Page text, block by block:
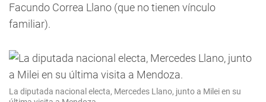
Facundo Correa Llano (que no tienen vínculo
familiar).
La diputada nacional electa, Mercedes Llano, junto a Milei en su